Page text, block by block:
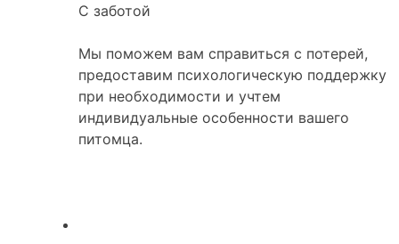
С заботой
Мы поможем вам справиться с потерей,
предоставим психологическую поддержку
при необходимости и учтем
индивидуальные особенности вашего
питомца.